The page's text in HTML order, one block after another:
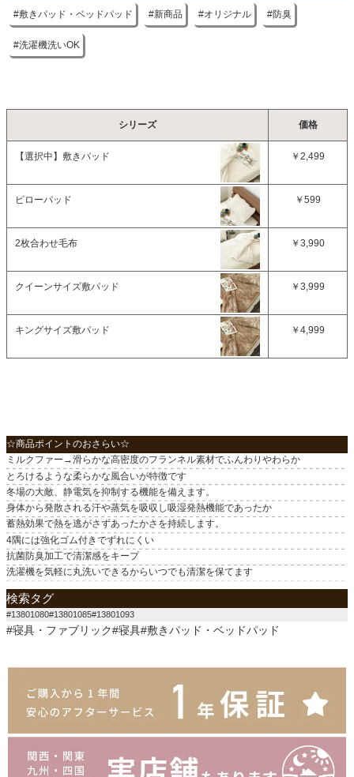
敷きパッド・ベッドパッド 新商品 オリジナル 防臭
洗濯機洗いOK
シリーズ 価格
【選択中】 敷きパッド ￥2,499
ピローパッド ￥599
2枚合わせ毛布 ￥3,990
クイーンサイズ敷パッド ￥3,999
キングサイズ敷パッド ￥4,999
☆商品ポイントのおさらい☆
ミルクファー→滑らかな高密度のフランネル素材でふんわりやわらか
とろけるような柔らかな風合いが特徴です
冬場の大敵、静電気を抑制する機能を備えます。
身体から発散される汗や蒸気を吸収し吸湿発熱機能であったか
蓄熱効果で熱を逃がさずあったかさを持続します。
4隅には強化ゴム付きでずれにくい
抗菌防臭加工で清潔感をキープ
洗濯機を気軽に丸洗いできるからいつでも清潔を保てます
検索タグ
#13801080#13801085#13801093
#寝具・ファブリック#寝具#敷きパッド・ベッドパッド